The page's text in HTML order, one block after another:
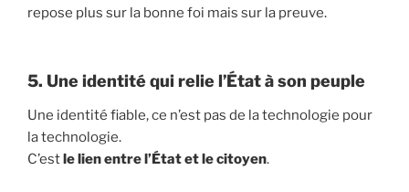
repose plus sur la bonne foi mais sur la preuve.
5. Une identité qui relie l’État à son peuple
Une identité fiable, ce n’est pas de la technologie pour
la technologie.
C’estle lien entre l’État et le citoyen.